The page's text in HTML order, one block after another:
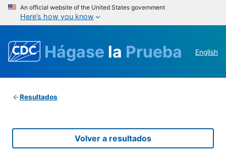
An official website of the United States government
Here’s how you know
Hágase la Prueba English
Resultados
Volver a resultados